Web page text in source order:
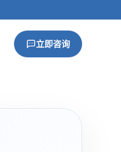
立即咨询